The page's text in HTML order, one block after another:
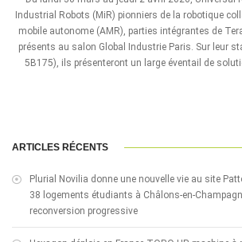
Industrial Robots (MiR) pionniers de la robotique
mobile autonome (AMR), parties intégrantes de
présents au salon Global Industrie Paris. Sur leur
5B175), ils présenteront un large éventail de
ARTICLES RÉCENTS
Plurial Novilia donne une nouvelle vie au site
38 logements étudiants à Châlons-en-
reconversion progressive